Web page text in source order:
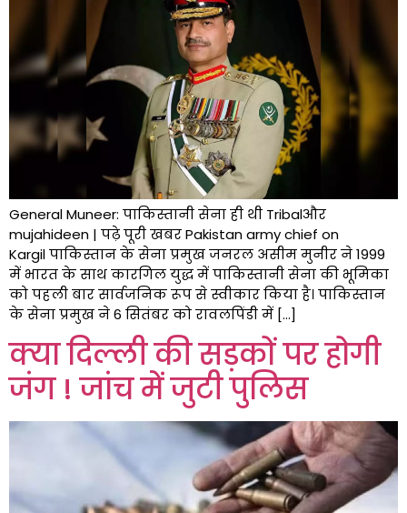
General Muneer: पाकिस्तानी सेना ही थी Tribalऔर
mujahideen | पढ़े पूरी खबर Pakistan army chief on
Kargil पाकिस्तान के सेना प्रमुख जनरल असीम मुनीर ने 1999
में भारत के साथ कारगिल युद्ध में पाकिस्तानी सेना की भूमिका
को पहली बार सार्वजनिक रूप से स्वीकार किया है। पाकिस्तान
के सेना प्रमुख ने 6 सितंबर को रावलपिंडी में […]
क्या दिल्ली की सड़कों पर होगी
जंग ! जांच में जुटी पुलिस